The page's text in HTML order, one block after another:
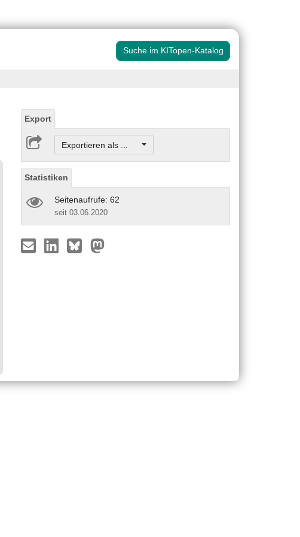
Suche im KITopen-Katalog
Export
Exportieren als ...
Statistiken
Seitenaufrufe: 62
seit 03.06.2020